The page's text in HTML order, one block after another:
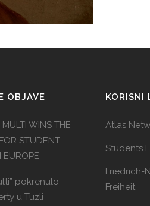
OBJAVE
WINS THE
STUDENT
EUROPE
pokrenulo
u Tuzli
KORISNI
Atlas
Students
Friedrich-
Freiheit